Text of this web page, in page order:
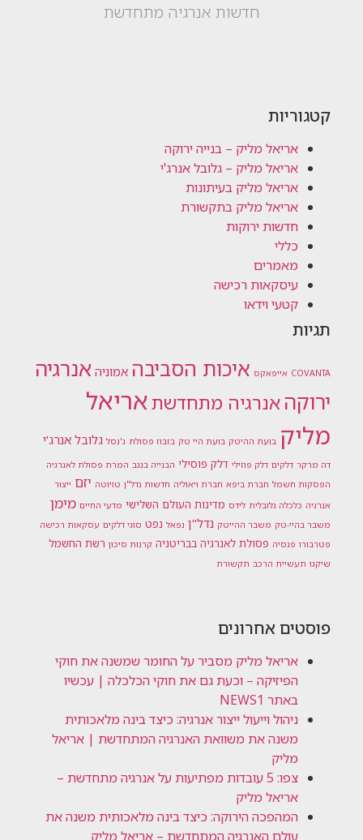
חדשות אנרגיה מתחדשת
קטגוריות
אריאל מליק – בנייה ירוקה
אריאל מליק – גלובל אנרג'י
אריאל מליק בעיתונות
אריאל מליק בתקשורת
חדשות ירוקות
כללי
מאמרים
עיסקאות רכישה
קטעי וידאו
תגיות
COVANTA אייפאקס איכות הסביבה אמוניה אנרגיה
ירוקהאנרגיה מתחדשתאריאל
מליק בועת ההיטק בועת היי טק בזבוז פסולת ג'נסל גלובל אנרג'י
דה מרקר דלקים דלק פוזילי דלק פוסילי הבנייה בנגב המרת פסולת לאנרגיה
הפסקות חשמל חברת ביפא חברת ויאוליה חדשות נדל"ן טויוטה יזם ייצור
אנרגיה כלכלה גלובלית לידס מדינות העולם השלישי מדעי החיים מימן
משבר בהיי-טק משבר ההייטק נדל"ן נפאל נפט סוגי דלקים עסקאות רכישה
פטרבורו פנסיה פסולת לאנרגיה בבריטניה קרנות סיכון רשת החשמל
שיקגו תעשיית הרכב תקשורת
פוסטים אחרונים
אריאל מליק מסביר על החומר שמשנה את חוקי
הפיזיקה – וכעת גם את חוקי הכלכלה | עכשיו
באתר NEWS1
ניהול וייעול ייצור אנרגיה: כיצד בינה מלאכותית
משנה את משוואת האנרגיה המתחדשת | אריאל
מליק
צפו: 5 עובדות מפתיעות על אנרגיה מתחדשת –
אריאל מליק
המהפכה הירוקה: כיצד בינה מלאכותית משנה את
עולם האנרגיה המתחדשת – אריאל מליק